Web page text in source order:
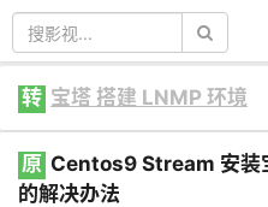
转 宝塔 搭建 LNMP 环境
原 Centos9 Stream 安装
的解决办法